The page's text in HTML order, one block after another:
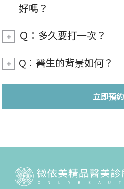
好嗎？
Ｑ：多久要打一次？
Q：醫生的背景如何？
立即預約